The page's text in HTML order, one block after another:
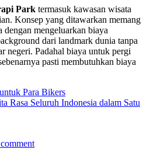
Park termasuk kawasan wisata
Konsep yang ditawarkan memang
dengan mengeluarkan biaya
dari landmark dunia tanpa
negeri. Padahal biaya untuk pergi
pasti membutuhkan biaya
Para Bikers
Rasa Seluruh Indonesia dalam Satu